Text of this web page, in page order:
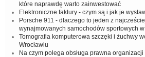
które naprawdę warto zainwestować
Elektroniczne faktury - czym są i jak je
Porsche 911 - dlaczego to jeden z
wynajmowanych samochodów sportowych
Tomografia komputerowa szczęki i żuchwy
Wrocławiu
Na czym polega obsługa prawna organizacji